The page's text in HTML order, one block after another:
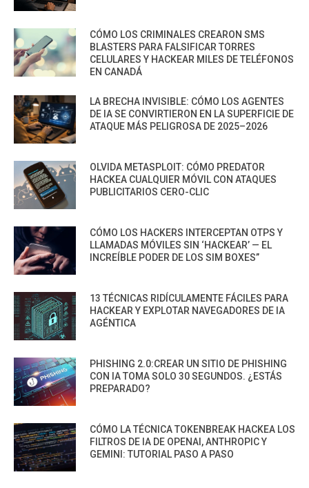
CÓMO LOS CRIMINALES CREARON SMS
BLASTERS PARA FALSIFICAR TORRES
CELULARES Y HACKEAR MILES DE TELÉFONOS
EN CANADÁ
LA BRECHA INVISIBLE: CÓMO LOS AGENTES
DE IA SE CONVIRTIERON EN LA SUPERFICIE DE
ATAQUE MÁS PELIGROSA DE 2025–2026
OLVIDA METASPLOIT: CÓMO PREDATOR
HACKEA CUALQUIER MÓVIL CON ATAQUES
PUBLICITARIOS CERO-CLIC
CÓMO LOS HACKERS INTERCEPTAN OTPS Y
LLAMADAS MÓVILES SIN ‘HACKEAR’ — EL
INCREÍBLE PODER DE LOS SIM BOXES”
13 TÉCNICAS RIDÍCULAMENTE FÁCILES PARA
HACKEAR Y EXPLOTAR NAVEGADORES DE IA
AGÉNTICA
PHISHING 2.0:CREAR UN SITIO DE PHISHING
CON IA TOMA SOLO 30 SEGUNDOS. ¿ESTÁS
PREPARADO?
CÓMO LA TÉCNICA TOKENBREAK HACKEA LOS
FILTROS DE IA DE OPENAI, ANTHROPIC Y
GEMINI: TUTORIAL PASO A PASO